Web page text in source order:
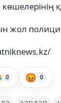
жол
0 😡 0